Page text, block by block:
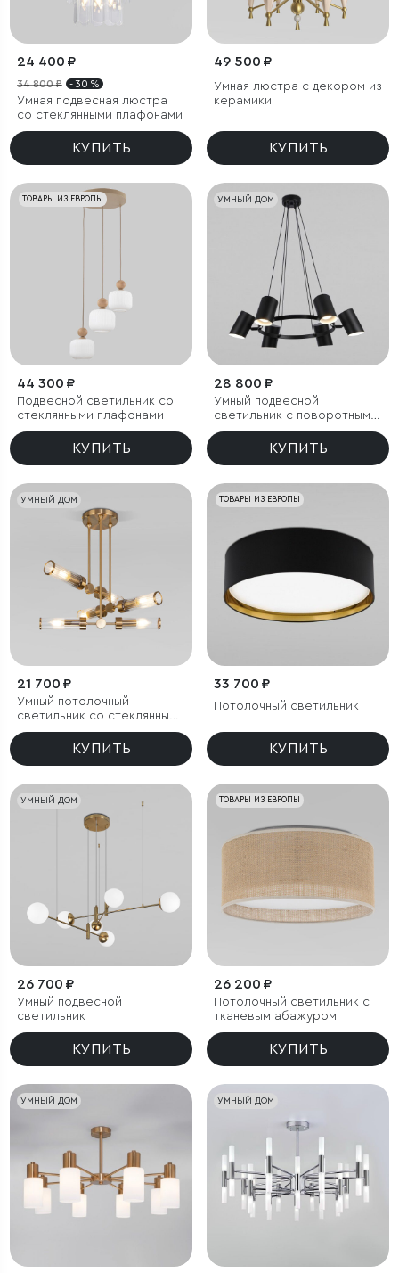
24 400 ₽
34 800 ₽ - 30 %
Умная подвесная люстра
со стеклянными плафонами
КУПИТЬ
49 500 ₽
Умная люстра с декором из
керамики
КУПИТЬ
ТОВАРЫ ИЗ ЕВРОПЫ
44 300 ₽
Подвесной светильник со
стеклянными плафонами
КУПИТЬ
УМНЫЙ ДОМ
28 800 ₽
Умный подвесной
светильник с поворотным
механизмом
КУПИТЬ
УМНЫЙ ДОМ
21 700 ₽
Умный потолочный
светильник со стеклянными
плафонами
КУПИТЬ
ТОВАРЫ ИЗ ЕВРОПЫ
33 700 ₽
Потолочный светильник
КУПИТЬ
УМНЫЙ ДОМ
26 700 ₽
Умный подвесной
светильник
КУПИТЬ
ТОВАРЫ ИЗ ЕВРОПЫ
26 200 ₽
Потолочный светильник с
тканевым абажуром
КУПИТЬ
УМНЫЙ ДОМ УМНЫЙ ДОМ